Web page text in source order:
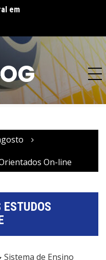
em
On-line
Sistema de Ensino